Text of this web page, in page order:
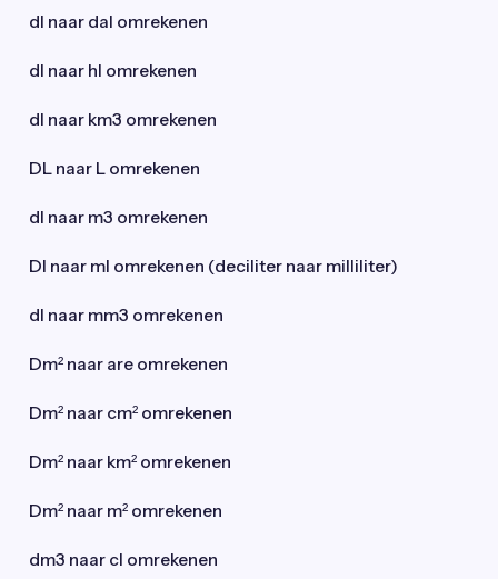
dl naar dal omrekenen
dl naar hl omrekenen
dl naar km3 omrekenen
DL naar L omrekenen
dl naar m3 omrekenen
Dl naar ml omrekenen (deciliter naar milliliter)
dl naar mm3 omrekenen
Dm² naar are omrekenen
Dm² naar cm² omrekenen
Dm² naar km² omrekenen
Dm² naar m² omrekenen
dm3 naar cl omrekenen